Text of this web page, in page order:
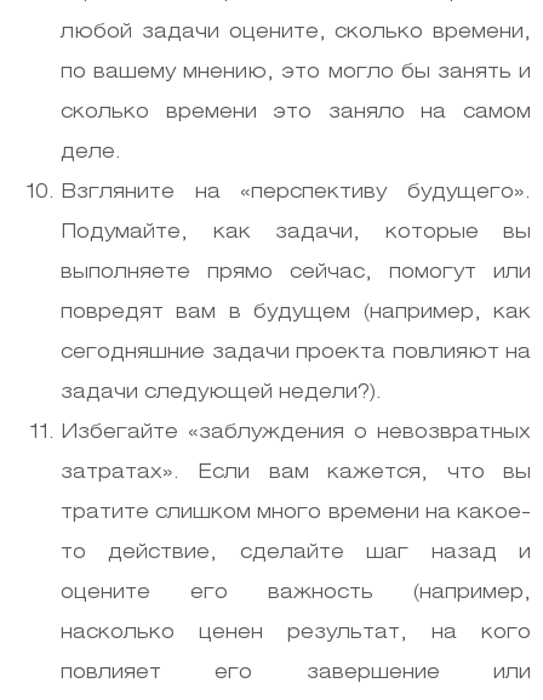
любой задачи оцените, сколько времени,
по вашему мнению, это могло бы занять и
сколько времени это заняло на самом
деле.
Взгляните на «перспективу будущего».
Подумайте, как задачи, которые вы
выполняете прямо сейчас, помогут или
повредят вам в будущем (например, как
сегодняшние задачи проекта повлияют на
задачи следующей недели?).
Избегайте «заблуждения о невозвратных
затратах». Если вам кажется, что вы
тратите слишком много времени на какое-
то действие, сделайте шаг назад и
оцените его важность (например,
насколько ценен результат, на кого
повлияет его завершение или